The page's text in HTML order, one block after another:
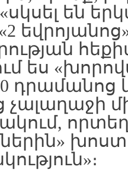
են
ես
չալաղաջի